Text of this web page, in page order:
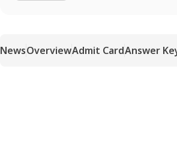
NewsOverviewAdmit CardAnswer